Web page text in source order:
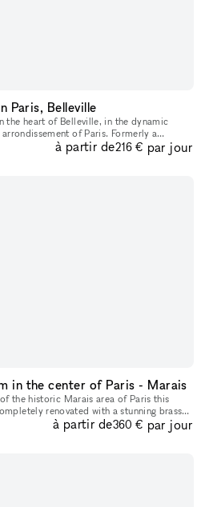
Paris, Belleville
the heart of Belleville, in the dynamic
of Paris. Formerly a
space has recently been renovated
à partir de216 € par jour
in the center of Paris - Marais
the historic Marais area of Paris this
renovated with a stunning brass
and show products.
à partir de360 € par jour